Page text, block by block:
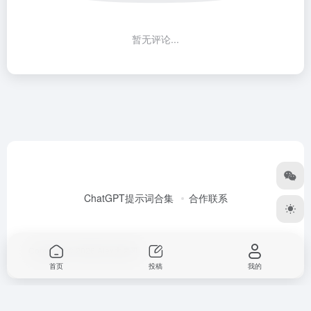
暂无评论...
ChatGPT提示词合集 合作联系
Copyright © 2026
首页 投稿 我的